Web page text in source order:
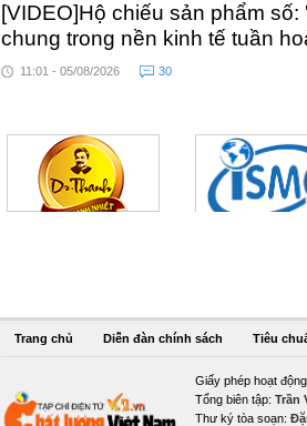
[VIDEO]Hộ chiếu sản phẩm
chung trong nền kinh tế tuần
11:01 - 05/08/2026 30
Trang chủ Diễn đàn chính sách Tiêu
Giấy phép hoạt
Tổng biên tập: Trần
Thư ký tòa soạn: